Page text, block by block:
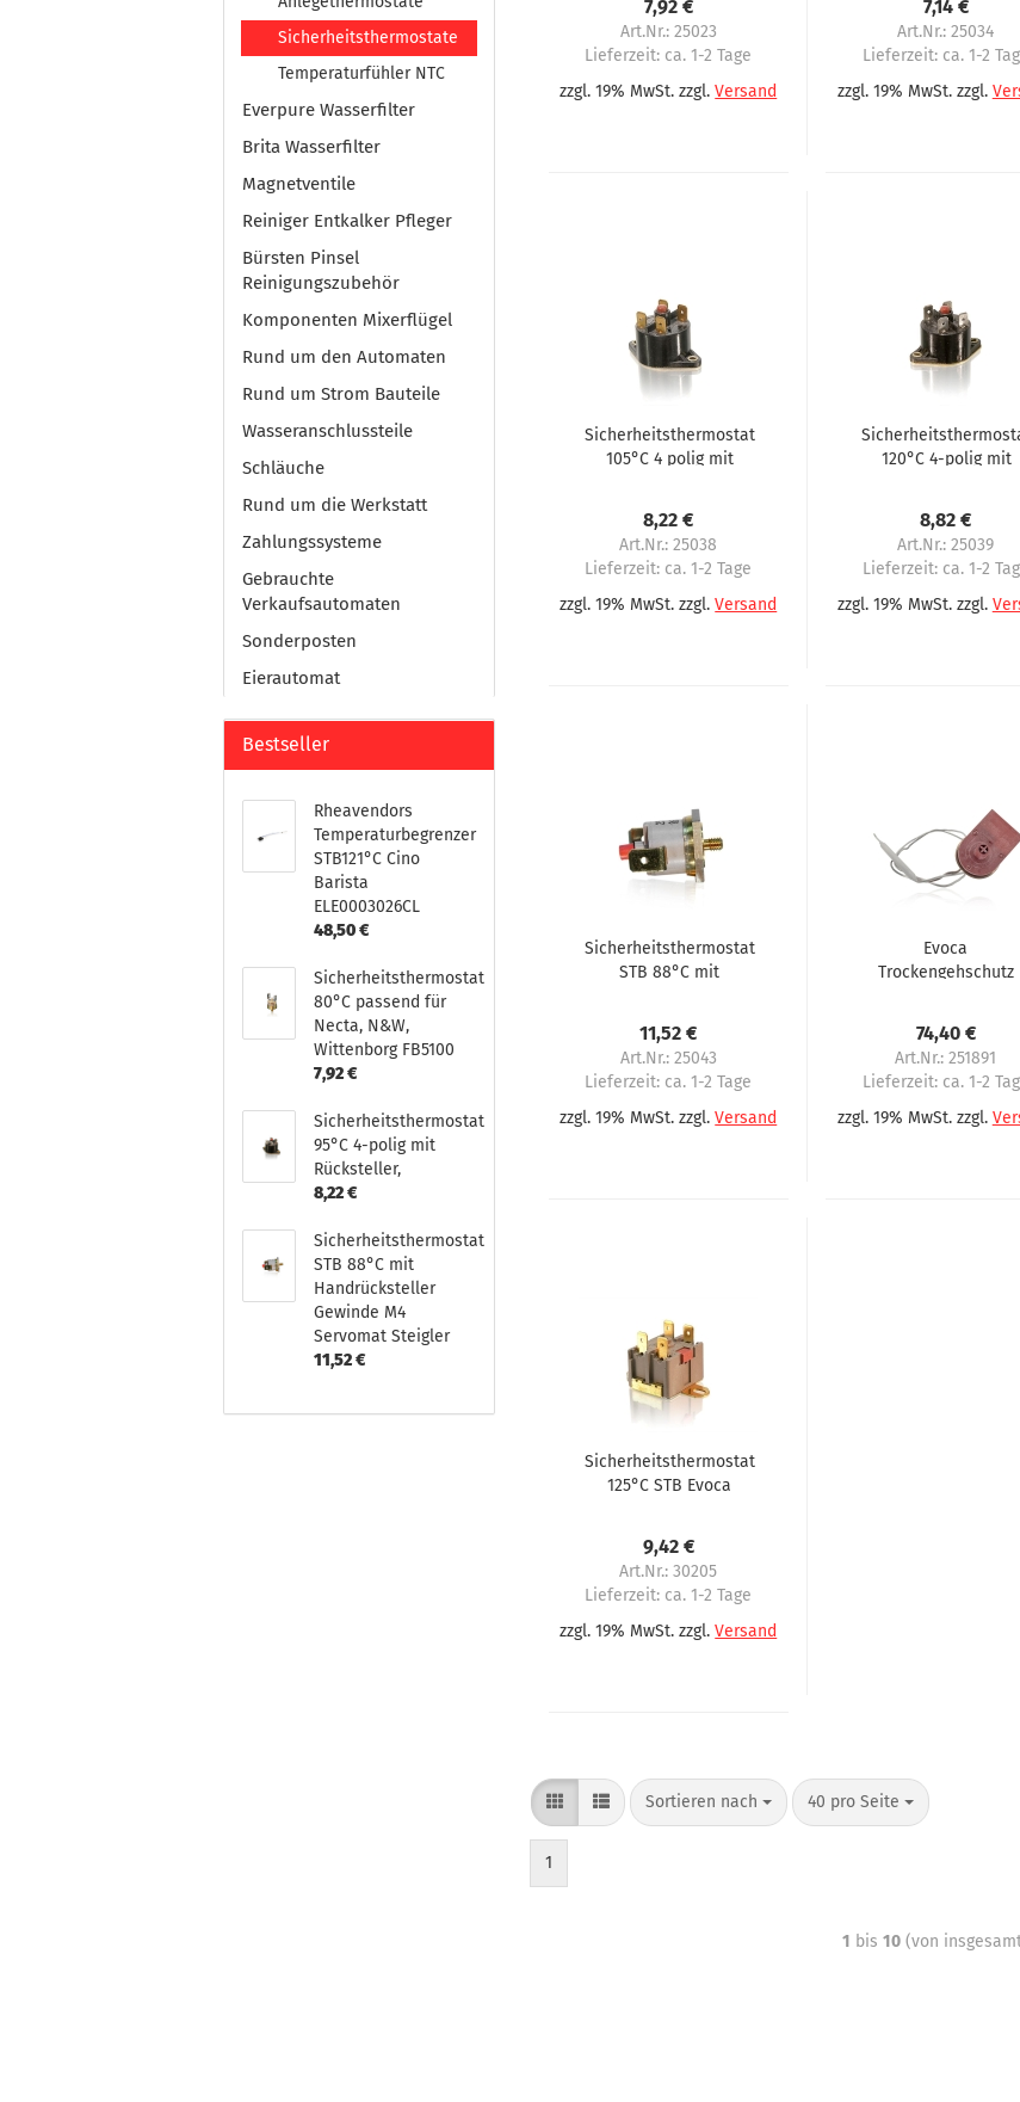
7,92 €
Art.Nr.: 25023
Lieferzeit: ca. 1-2 Tage
zzgl. 19% MwSt. zzgl.Versand
7,14 €
Art.Nr.: 25034
Lieferzeit: ca. 1-2
zzgl. 19% MwSt. zzgl.
Sicherheitsthermostat
105°C 4 polig mit
8,22 €
Art.Nr.: 25038
Lieferzeit: ca. 1-2 Tage
zzgl. 19% MwSt. zzgl.Versand
120°C 4-polig mit
8,82 €
Art.Nr.: 25039
Lieferzeit: ca. 1-2
zzgl. 19% MwSt. zzgl.
Sicherheitsthermostat
STB 88°C mit
Steigler
11,52 €
Art.Nr.: 25043
Lieferzeit: ca. 1-2 Tage
zzgl. 19% MwSt. zzgl.Versand
Evoca
Trockengehschutz
Opera
74,40 €
Art.Nr.: 251891
Lieferzeit: ca. 1-2
zzgl. 19% MwSt. zzgl.
Sicherheitsthermostat
125°C STB Evoca
Astro Brio
9,42 €
Art.Nr.: 30205
Lieferzeit: ca. 1-2 Tage
zzgl. 19% MwSt. zzgl.Versand
Sortieren nach 40 pro Seite
1
1 bis 10(von
Sicherheitsthermostate
Temperaturfühler NTC
Everpure Wasserfilter
Brita Wasserfilter
Magnetventile
Reiniger Entkalker Pfleger
Bürsten Pinsel
Reinigungszubehör
Komponenten Mixerflügel
Rund um den Automaten
Rund um Strom Bauteile
Wasseranschlussteile
Schläuche
Rund um die Werkstatt
Zahlungssysteme
Gebrauchte
Verkaufsautomaten
Sonderposten
Eierautomat
Bestseller
Rheavendors
Temperaturbegrenzer
STB121°C Cino
Barista
ELE0003026CL
48,50 €
Sicherheitsthermostat
80°C passend für
Necta, N&W,
Wittenborg FB5100
7,92 €
Sicherheitsthermostat
95°C 4-polig mit
Rücksteller,
8,22 €
Sicherheitsthermostat
STB 88°C mit
Handrücksteller
Gewinde M4
Servomat Steigler
11,52 €